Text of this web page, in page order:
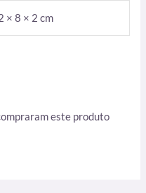
× 8 × 2 cm
este produto